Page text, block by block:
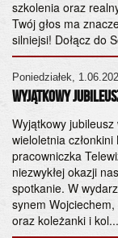
szkolenia oraz
Twój głos ma
silniejsi! Dołącz do
Poniedziałek,
Wyjątkowy
Wyjątkowy
wieloletnia
pracowniczka
niezwykłej okazji
spotkanie. W
synem Wojciechem,
oraz koleżanki i kol...